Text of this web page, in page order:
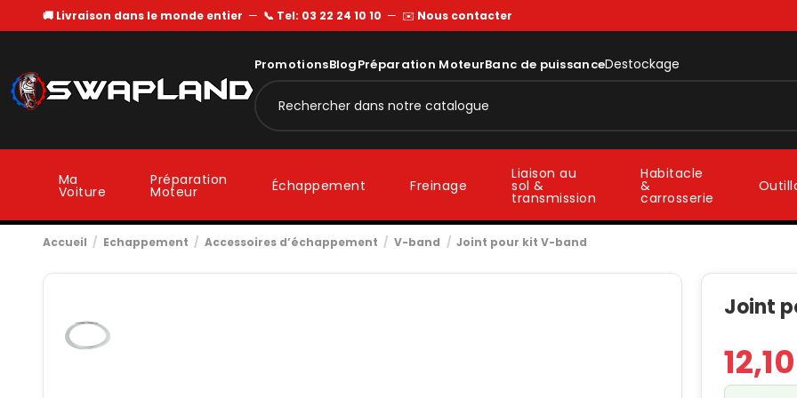
🚚 Livraison dans le monde entier — 📞 Tel: 03 22 24 10 10 — ✉️ Nous contacter
PromotionsBlogPréparation MoteurBanc de puissanceDestockage
Ma
Voiture
Préparation
Moteur Échappement Freinage
Liaison au
sol &
transmission
Habitacle
&
carrosserie
Accueil Echappement Accessoires d’échappement V-band Joint pour kit V-band
Joint